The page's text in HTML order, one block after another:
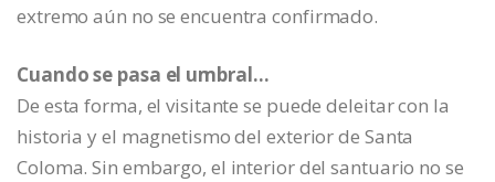
extremo aún no se encuentra confirmado.
Cuando se pasa el umbral…
De esta forma, el visitante se puede deleitar con la
historia y el magnetismo del exterior de Santa
Coloma. Sin embargo, el interior del santuario no se